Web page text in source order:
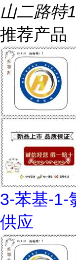
山二路特
推荐产品
3-苯基-1-
供应